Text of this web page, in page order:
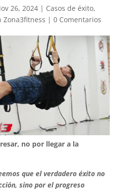
26, 2024| Casos de éxito,
Zona3fitness | 0 Comentarios
no por llegar a la
que el verdadero éxito no
sino por el progreso